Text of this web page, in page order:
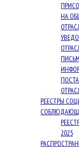
НА
РЕЕСТРЫ
2025